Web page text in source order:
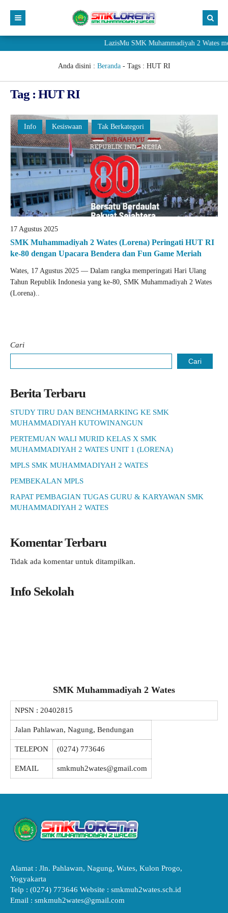
LazisMu SMK Muhammadiyah 2 Wates
Anda disini : Beranda- Tags : HUT RI
Tag : HUT RI
Info Kesiswaan Tak Berkategori
17 Agustus 2025
SMK Muhammadiyah 2 Wates (Lorena) Peringati HUT RI
ke-80 dengan Upacara Bendera dan Fun Game Meriah
Wates, 17 Agustus 2025 — Dalam rangka memperingati Hari Ulang
Tahun Republik Indonesia yang ke-80, SMK Muhammadiyah 2 Wates
(Lorena)..
Cari
Cari
Berita Terbaru
STUDY TIRU DAN BENCHMARKING KE SMK
MUHAMMADIYAH KUTOWINANGUN
PERTEMUAN WALI MURID KELAS X SMK
MUHAMMADIYAH 2 WATES UNIT 1 (LORENA)
MPLS SMK MUHAMMADIYAH 2 WATES
PEMBEKALAN MPLS
RAPAT PEMBAGIAN TUGAS GURU & KARYAWAN SMK
MUHAMMADIYAH 2 WATES
Komentar Terbaru
Tidak ada komentar untuk ditampilkan.
Info Sekolah
SMK Muhammadiyah 2 Wates
NPSN : 20402815
Jalan Pahlawan, Nagung, Bendungan
TELEPON (0274) 773646
EMAIL smkmuh2wates@gmail.com
Alamat : Jln. Pahlawan, Nagung, Wates, Kulon Progo,
Yogyakarta
Telp : (0274) 773646 Website : smkmuh2wates.sch.id
Email : smkmuh2wates@gmail.com